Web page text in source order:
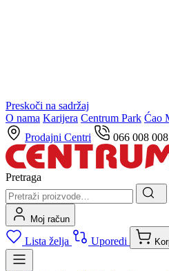
Preskoči na sadržaj
O nama Karijera Centrum Park Ćao
Prodajni Centri
066 008 008
Pretraga
Moj račun
Lista želja Uporedi